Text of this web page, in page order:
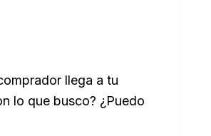
llega a tu
lo que busco? ¿Puedo